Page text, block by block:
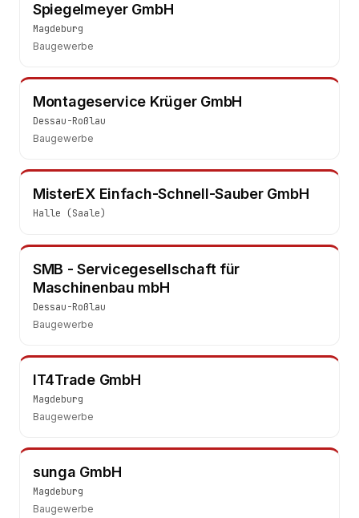
Spiegelmeyer GmbH
Magdeburg
Baugewerbe
Montageservice Krüger GmbH
Dessau-Roßlau
Baugewerbe
MisterEX Einfach-Schnell-Sauber GmbH
Halle (Saale)
SMB - Servicegesellschaft für
Maschinenbau mbH
Dessau-Roßlau
Baugewerbe
IT4Trade GmbH
Magdeburg
Baugewerbe
sunga GmbH
Magdeburg
Baugewerbe